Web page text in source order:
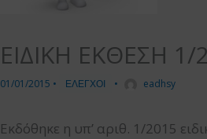
ΕΙΔΙΚΗ ΕΚΘΕΣΗ 1/
01/01/2015 • ΕΛΕΓΧΟΙ • eadhsy
Εκδόθηκε η υπ’ αριθ. 1/2015